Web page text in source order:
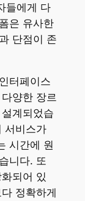
들에게 다
은 유사한
단점이 존
터페이스
양한 장르
계되었습
서비스가
시간에 원
니다. 또
되어 있
정확하게